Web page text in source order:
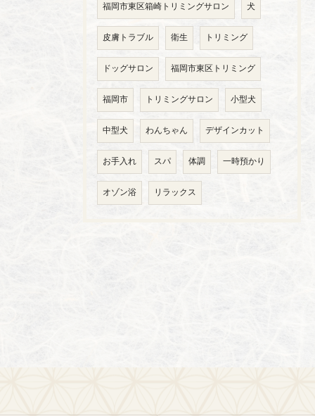
福岡市東区箱崎トリミングサロン 犬
皮膚トラブル 衛生 トリミング
ドッグサロン 福岡市東区トリミング
福岡市 トリミングサロン 小型犬
中型犬 わんちゃん デザインカット
お手入れ スパ 体調 一時預かり
オゾン浴 リラックス